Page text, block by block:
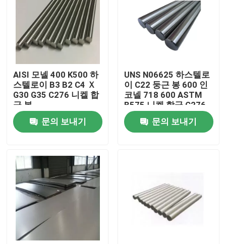
우리에 대하여
공장 여행
품질 관리
연락주세요
인코넬 625 재료
인코로이 800 소재
인코넬 718 재료
AISI 모넬 400 K500 하
스텔로이 B3 B2 C4 Ｘ
G30 G35 C276 니켈 합
금 봉
문의 보내기
UNS N06625 하스텔로
이 C22 둥근 봉 600 인
코넬 718 600 ASTM
B575 니켈 합금 C276
C4 하스텔로이 Ｘ 비
B2 B3 C276 C22
문의 보내기